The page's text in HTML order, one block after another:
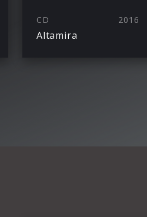
CD 2016
Altamira